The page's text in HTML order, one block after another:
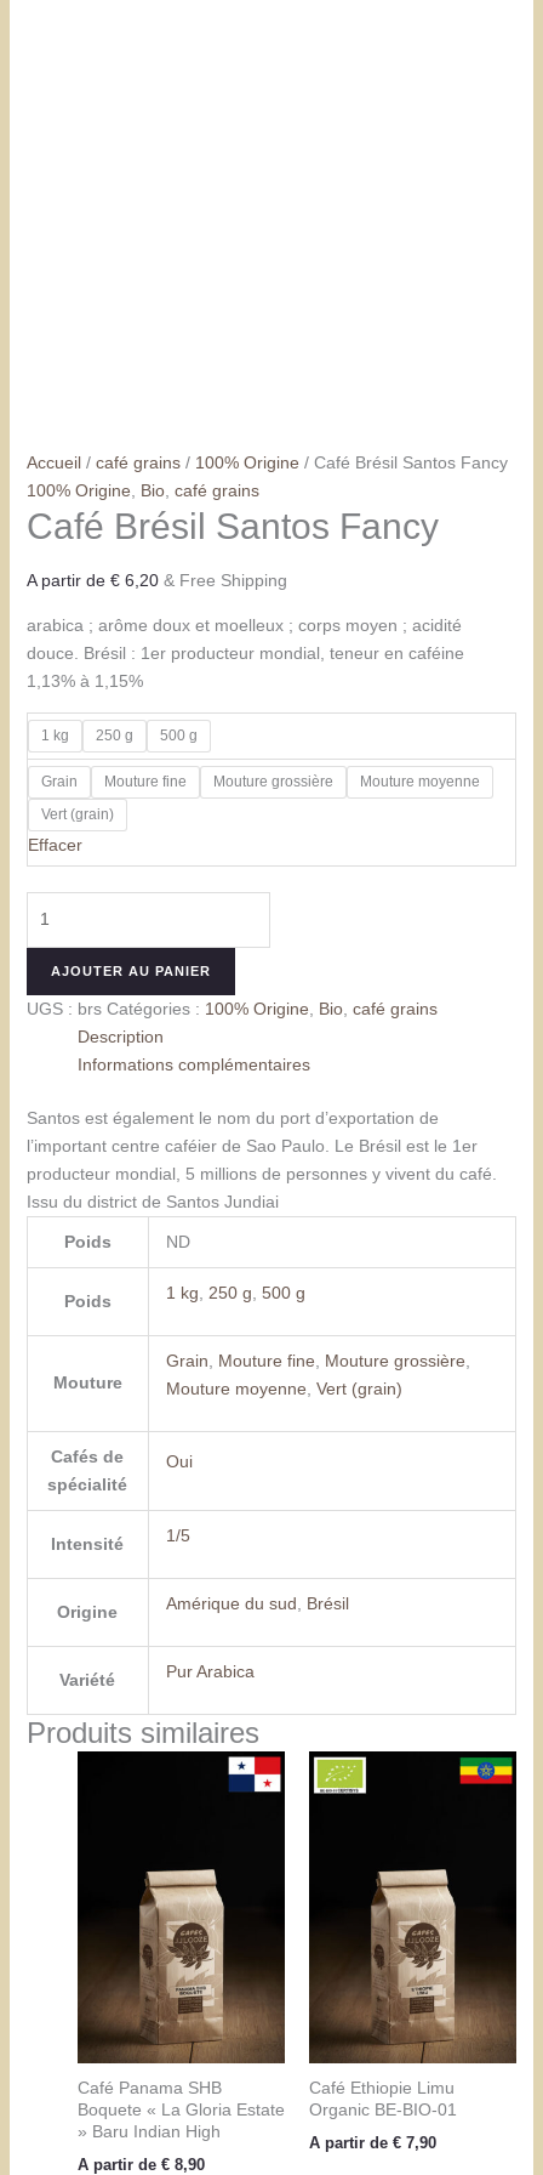
Accueil/ café grains/ 100% Origine / Café Brésil Santos Fancy
100% Origine
Bio, café grains
Café Brésil Santos Fancy
A partir de €6,20 & Free Shipping
arabica ; arôme doux et moelleux ; corps moyen ; acidité
douce. Brésil : 1er producteur mondial, teneur en caféine
1,13% à 1,15%
1 kg 250 g 500 g
Grain Mouture fine Mouture grossière
Mouture moyenne
Vert (grain)
Effacer
Santos
AJOUTER AU PANIER
UGS : brs Catégories : 100% Origine Bio, café grains
Description
Informations complémentaires
Santos est également le nom du port d’exportation de
l’important centre caféier de Sao Paulo. Le Brésil est le 1er
producteur mondial, 5 millions de personnes y vivent du café.
Issu du district de Santos Jundiai
Poids ND
Poids 1 kg 250 g 500 g
Mouture
Grain Mouture fine Mouture grossière
Mouture moyenne Vert (grain)
Cafés de
spécialité
Oui
Intensité 1/5
Origine Amérique du sud Brésil
Variété Pur Arabica
Produits similaires
Café Panama SHB
Boquete « La Gloria Estate
» Baru Indian High
A partir de €8,90
Café Ethiopie Limu
Organic BE-BIO-01
A partir de € 7,90